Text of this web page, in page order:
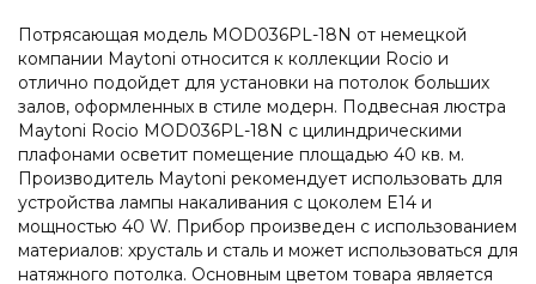
Потрясающая модель MOD036PL-18N от немецкой
компании Maytoni относится к коллекции Rocio и
отлично подойдет для установки на потолок больших
залов, оформленных в стиле модерн. Подвесная люстра
Maytoni Rocio MOD036PL-18N с цилиндрическими
плафонами осветит помещение площадью 40 кв. м.
Производитель Maytoni рекомендует использовать для
устройства лампы накаливания с цоколем E14 и
мощностью 40 W. Прибор произведен с использованием
материалов: хрусталь и сталь и может использоваться для
натяжного потолка. Основным цветом товара является